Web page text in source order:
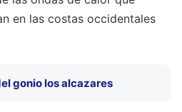
en las costas occidentales
gonio los alcazares